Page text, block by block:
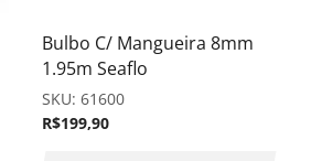
Bulbo C/ Mangueira 8mm
1.95m Seaflo
SKU:61600
R$199,90